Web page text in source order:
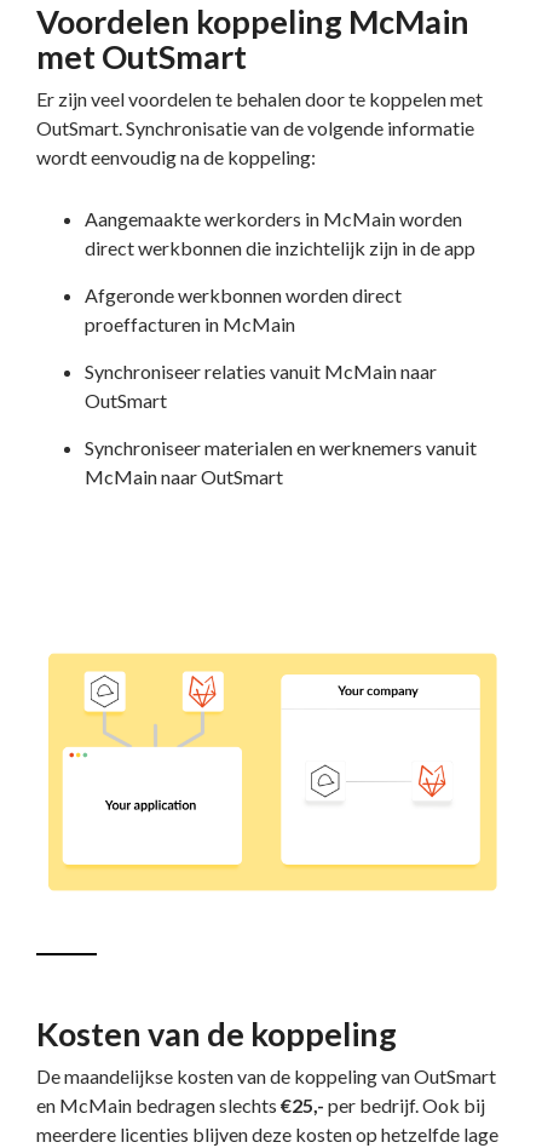
Voordelen koppeling McMain
met OutSmart
Er zijn veel voordelen te behalen door te koppelen met
OutSmart. Synchronisatie van de volgende informatie
wordt eenvoudig na de koppeling:
Aangemaakte werkorders in McMain worden
direct werkbonnen die inzichtelijk zijn in de app
Afgeronde werkbonnen worden direct
proeffacturen in McMain
Synchroniseer relaties vanuit McMain naar
OutSmart
Synchroniseer materialen en werknemers vanuit
McMain naar OutSmart
Kosten van de koppeling
De maandelijkse kosten van de koppeling van OutSmart
en McMain bedragen slechts €25,- per bedrijf. Ook bij
meerdere licenties blijven deze kosten op hetzelfde lage